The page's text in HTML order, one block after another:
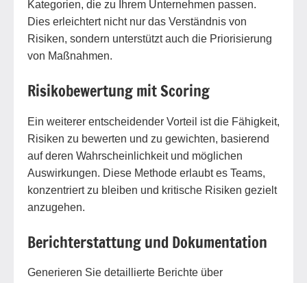
Kategorien, die zu Ihrem Unternehmen passen.
Dies erleichtert nicht nur das Verständnis von
Risiken, sondern unterstützt auch die Priorisierung
von Maßnahmen.
Risikobewertung mit Scoring
Ein weiterer entscheidender Vorteil ist die Fähigkeit,
Risiken zu bewerten und zu gewichten, basierend
auf deren Wahrscheinlichkeit und möglichen
Auswirkungen. Diese Methode erlaubt es Teams,
konzentriert zu bleiben und kritische Risiken gezielt
anzugehen.
Berichterstattung und Dokumentation
Generieren Sie detaillierte Berichte über